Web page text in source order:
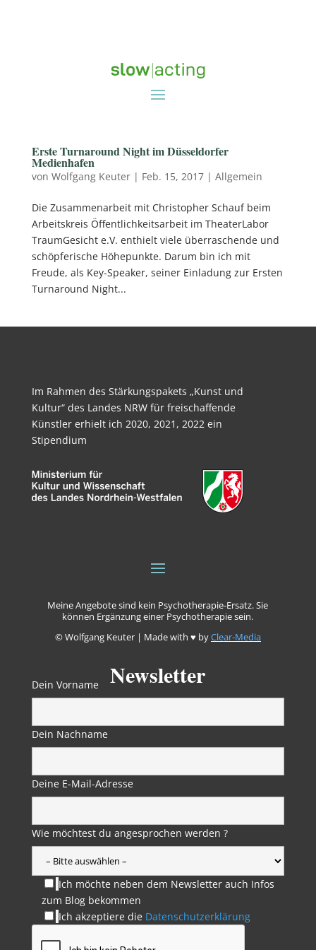
Erste Turnaround Night im Düsseldorfer
Medienhafen
von Wolfgang Keuter| Feb. 15, 2017| Allgemein
Die Zusammenarbeit mit Christopher Schauf beim
Arbeitskreis Öffentlichkeitsarbeit im TheaterLabor
TraumGesicht e.V. enthielt viele überraschende und
schöpferische Höhepunkte. Darum bin ich mit
Freude, als Key-Speaker, seiner Einladung zur Ersten
Turnaround Night...
Im Rahmen des Stärkungspakets „Kunst und
Kultur“ des Landes NRW für freischaffende
Künstler erhielt ich 2020, 2021, 2022 ein
Stipendium
Meine Angebote sind kein Psychotherapie-Ersatz. Sie
können Ergänzung einer Psychotherapie sein.
© Wolfgang Keuter | Made with ♥ byClear-Media
Newsletter
Dein Vorname
Dein Nachname
Deine E-Mail-Adresse
Wie möchtest du angesprochen werden ?
Ich möchte neben dem Newsletter auch Infos
zum Blog bekommen
Ich akzeptiere die Datenschutzerklärung